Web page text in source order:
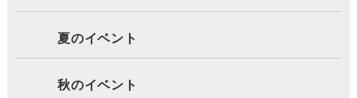
夏のイベント
秋のイベント